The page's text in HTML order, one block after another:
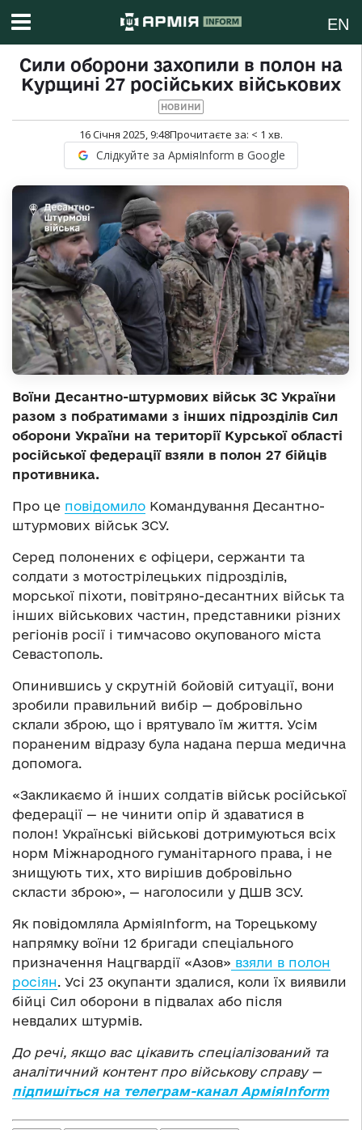
EN
Сили оборони захопили в полон на
Курщині 27 російських військових
НОВИНИ
16 Січня 2025, 9:48Прочитаєте за: < 1 хв.
Слідкуйте за АрміяInform в Google
Воїни Десантно-штурмових військ ЗС України
разом з побратимами з інших підрозділів Сил
оборони України на території Курської області
російської федерації взяли в полон 27 бійців
противника.
Про це повідомило Командування Десантно-
штурмових військ ЗСУ.
Серед полонених є офіцери, сержанти та
солдати з мотострілецьких підрозділів,
морської піхоти, повітряно-десантних військ та
інших військових частин, представники різних
регіонів росії і тимчасово окупованого міста
Севастополь.
Опинившись у скрутній бойовій ситуації, вони
зробили правильний вибір — добровільно
склали зброю, що і врятувало їм життя. Усім
пораненим відразу була надана перша медична
допомога.
«Закликаємо й інших солдатів військ російської
федерації — не чинити опір й здаватися в
полон! Українські військові дотримуються всіх
норм Міжнародного гуманітарного права, і не
знищують тих, хто вирішив добровільно
скласти зброю», — наголосили у ДШВ ЗСУ.
Як повідомляла АрміяInform, на Торецькому
напрямку воїни 12 бригади спеціального
призначення Нацгвардії «Азов» взяли в полон
росіян
. Усі 23 окупанти здалися, коли їх виявили
бійці Сил оборони в підвалах або після
невдалих штурмів.
До речі, якщо вас цікавить спеціалізований та
аналітичний контент про військову справу —
підпишіться на телеграм-канал АрміяInform